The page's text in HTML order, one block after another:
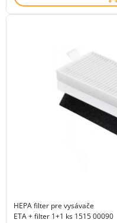
HEPA filter pre vysávače
ETA + filter 1+1 ks 1515 00090